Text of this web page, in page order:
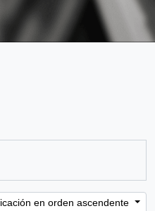
en orden ascendente